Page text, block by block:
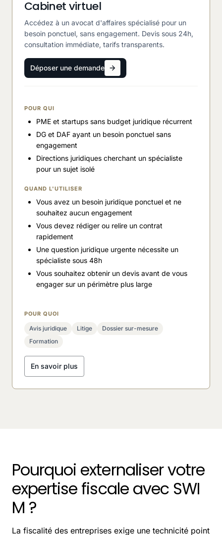
Cabinet virtuel
Accédez à un avocat d'affaires spécialisé pour un
besoin ponctuel, sans engagement. Devis sous 24h,
consultation immédiate, tarifs transparents.
Déposer une demande
POUR QUI
PME et startups sans budget juridique récurrent
DG et DAF ayant un besoin ponctuel sans
engagement
Directions juridiques cherchant un spécialiste
pour un sujet isolé
QUAND L'UTILISER
Vous avez un besoin juridique ponctuel et ne
souhaitez aucun engagement
Vous devez rédiger ou relire un contrat
rapidement
Une question juridique urgente nécessite un
spécialiste sous 48h
Vous souhaitez obtenir un devis avant de vous
engager sur un périmètre plus large
POUR QUOI
Avis juridique Litige
Dossier sur-mesure
Formation
En savoir plus
Pourquoi externaliser votre
expertise fiscale avec SWI
M ?
La fiscalité des entreprises exige une technicité point